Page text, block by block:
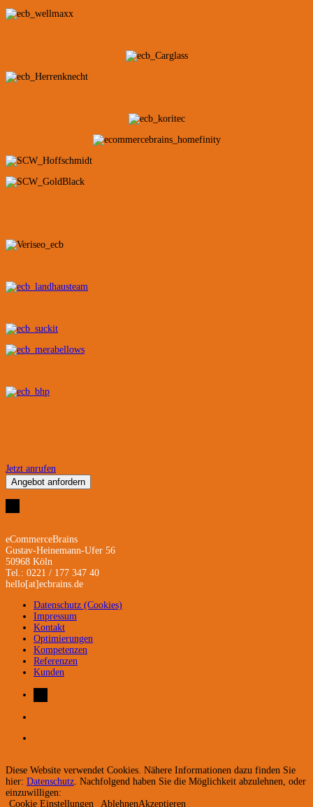
Jetzt anrufen
Angebot anfordern
eCommerceBrains
Gustav-Heinemann-Ufer 56
50968 Köln
Tel.: 0221 / 177 347 40
hello[at]ecbrains.de
Datenschutz (Cookies)
Impressum
Kontakt
Optimierungen
Kompetenzen
Referenzen
Kunden
Diese Website verwendet Cookies. Nähere Informationen dazu finden Sie
hier: Datenschutz. Nachfolgend haben Sie die Möglichkeit abzulehnen, oder
einzuwilligen:
Cookie Einstellungen
AblehnenAkzeptieren